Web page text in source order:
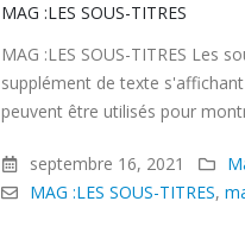
MAG :LES SOUS-TITRES
MAG :LES SOUS-TITRES Les
supplément de texte
peuvent être utilisés pour
septembre 16, 2021
MAG :LES SOUS-TITRES,